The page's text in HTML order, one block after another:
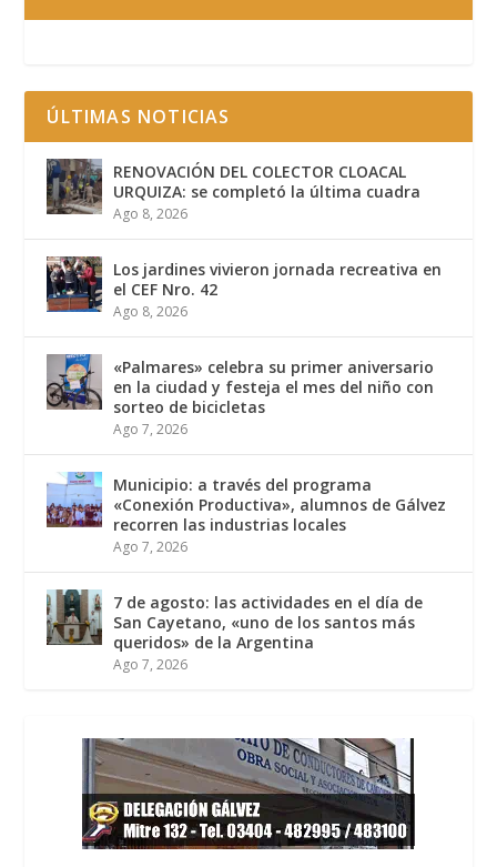
ÚLTIMAS NOTICIAS
RENOVACIÓN DEL COLECTOR CLOACAL
URQUIZA: se completó la última cuadra
Ago 8, 2026
Los jardines vivieron jornada recreativa en
el CEF Nro. 42
Ago 8, 2026
«Palmares» celebra su primer aniversario
en la ciudad y festeja el mes del niño con
sorteo de bicicletas
Ago 7, 2026
Municipio: a través del programa
«Conexión Productiva», alumnos de Gálvez
recorren las industrias locales
Ago 7, 2026
7 de agosto: las actividades en el día de
San Cayetano, «uno de los santos más
queridos» de la Argentina
Ago 7, 2026